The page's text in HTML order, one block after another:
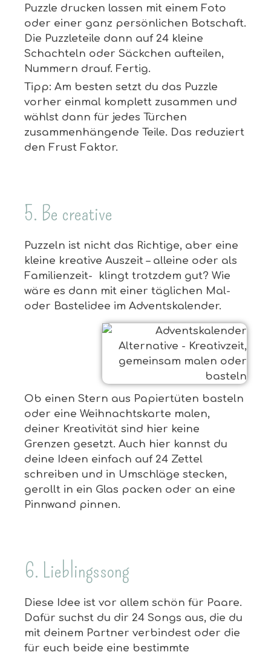
Puzzle drucken lassen mit einem Foto
oder einer ganz persönlichen Botschaft.
Die Puzzleteile dann auf 24 kleine
Schachteln oder Säckchen aufteilen,
Nummern drauf. Fertig.
Tipp: Am besten setzt du das Puzzle
vorher einmal komplett zusammen und
wählst dann für jedes Türchen
zusammenhängende Teile. Das reduziert
den Frust Faktor.
5. Be creative
Puzzeln ist nicht das Richtige, aber eine
kleine kreative Auszeit – alleine oder als
Familienzeit- klingt trotzdem gut? Wie
wäre es dann mit einer täglichen Mal-
oder Bastelidee im Adventskalender.
Ob einen Stern aus Papiertüten basteln
oder eine Weihnachtskarte malen,
deiner Kreativität sind hier keine
Grenzen gesetzt. Auch hier kannst du
deine Ideen einfach auf 24 Zettel
schreiben und in Umschläge stecken,
gerollt in ein Glas packen oder an eine
Pinnwand pinnen.
6. Lieblingssong
Diese Idee ist vor allem schön für Paare.
Dafür suchst du dir 24 Songs aus, die du
mit deinem Partner verbindest oder die
für euch beide eine bestimmte